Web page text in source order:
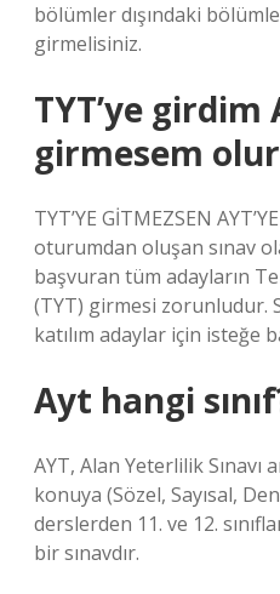
bölümler dışındaki
girmelisiniz.
TYT’ye girdim
girmesem
TYT’YE GİTMEZSEN
oturumdan oluşan sınav
başvuran tüm adayların
(TYT) girmesi zorunludur.
katılım adaylar için isteğe
Ayt hangi
AYT, Alan Yeterlilik Sınavı
konuya (Sözel, Sayısal,
derslerden 11. ve 12.
bir sınavdır.